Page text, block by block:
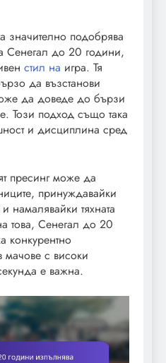
значително подобрява
Сенегал до 20 години,
стил на игра. Тя
да възстанови
да доведе до бързи
Този подход също така
и дисциплина сред
пресинг може да
принуждавайки
намалявайки тяхната
това, Сенегал до 20
конкурентно
мачове с високи
е важна.